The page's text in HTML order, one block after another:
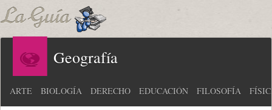
Geografía
ARTE BIOLOGÍA DERECHO EDUCACIÓN FILOSOFÍA